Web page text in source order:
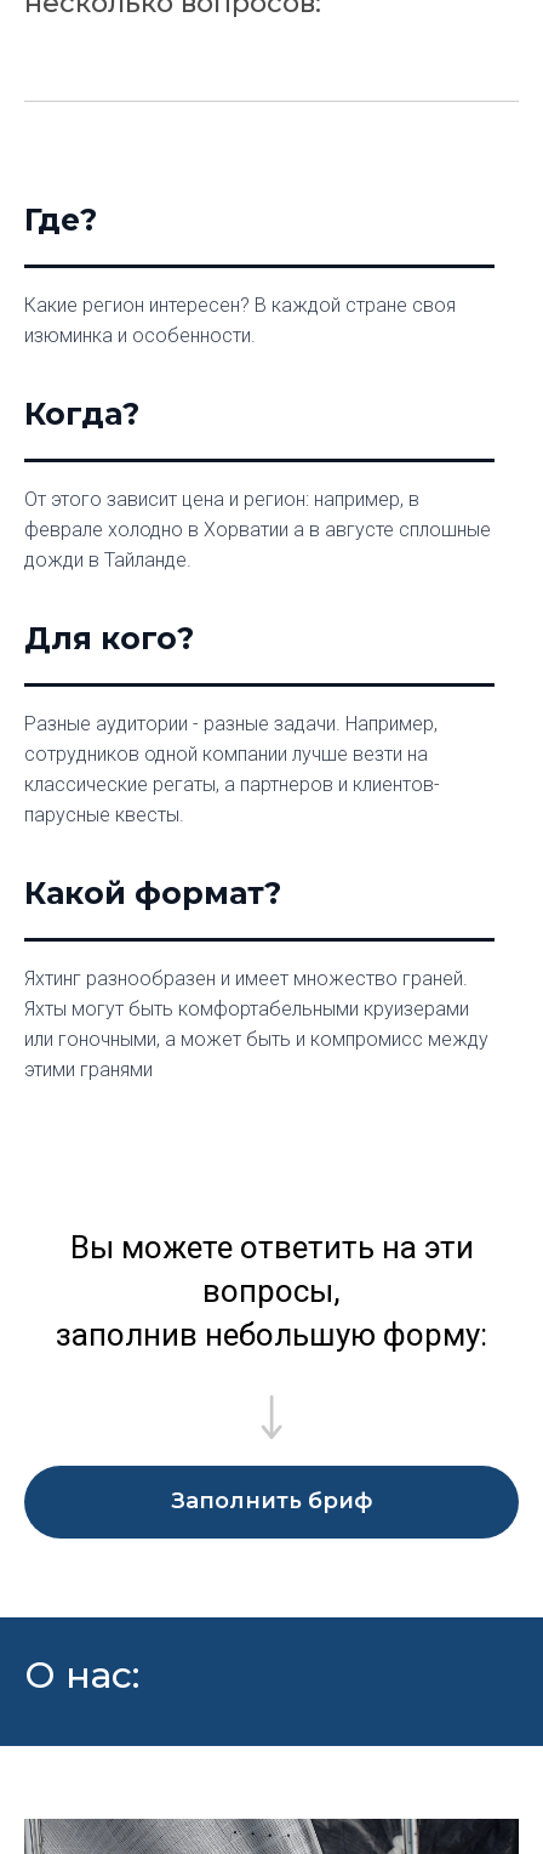
Где?
Какие регион интересен? В каждой стране своя
изюминка и особенности.
Когда?
От этого зависит цена и регион: например, в
феврале холодно в Хорватии а в августе сплошные
дожди в Тайланде.
Для кого?
Разные аудитории - разные задачи. Например,
сотрудников одной компании лучше везти на
классические регаты, а партнеров и клиентов-
парусные квесты.
Какой формат?
Яхтинг разнообразен и имеет множество граней.
Яхты могут быть комфортабельными круизерами
или гоночными, а может быть и компромисс между
этими гранями
Вы можете ответить на эти
вопросы,
заполнив небольшую форму:
Заполнить бриф
О нас: